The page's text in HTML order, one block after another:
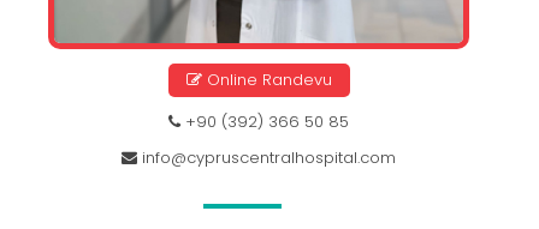
Online Randevu
+90 (392) 366 50 85
info@cypruscentralhospital.com